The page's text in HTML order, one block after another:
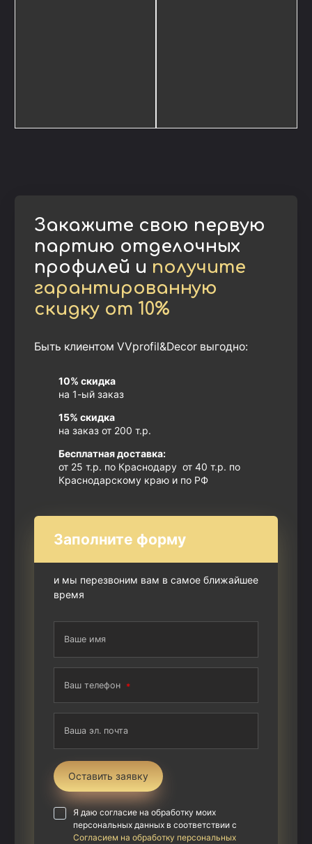
Закажите свою первую
партию отделочных
профилей и получите
гарантированную
скидку от 10%
Быть клиентом VVprofil&Decor выгодно:
10% скидка
на 1-ый заказ
15% скидка
на заказ от 200 т.р.
Бесплатная доставка:
от 25 т.р. по Краснодару от 40 т.р. по
Краснодарскому краю и по РФ
Заполните форму
и мы перезвоним вам в самое ближайшее
время
Ваше имя
Ваш телефон
Ваша эл. почта
Оставить заявку
Я даю согласие на обработку моих
персональных данных в соответствии с
Согласием на обработку персональных